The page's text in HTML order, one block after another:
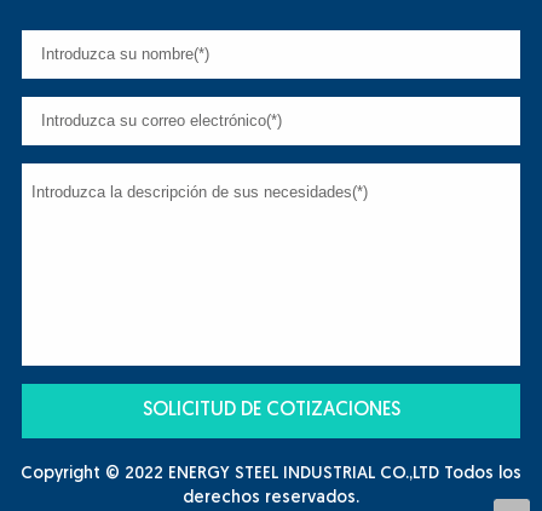
Copyright © 2022 ENERGY STEEL INDUSTRIAL CO.,LTD Todos los
derechos reservados.